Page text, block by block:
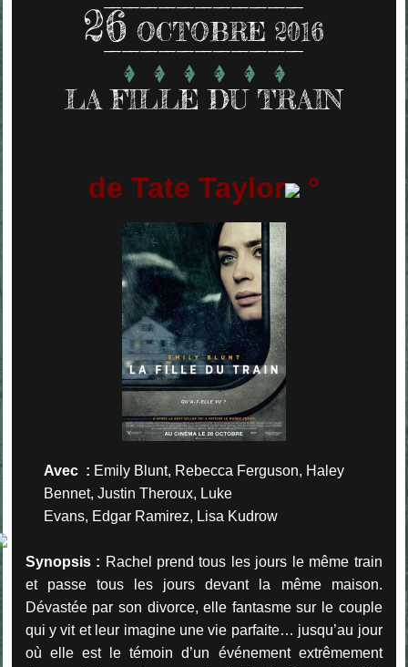
26 OCTOBRE 2016
LA FILLE DU TRAIN
de Tate Taylor °
Avec : Emily Blunt, Rebecca Ferguson, Haley
Bennet, Justin Theroux, Luke
Evans, Edgar Ramirez, Lisa Kudrow
Synopsis : Rachel prend tous les jours le même train
et passe tous les jours devant la même maison.
Dévastée par son divorce, elle fantasme sur le couple
qui y vit et leur imagine une vie parfaite… jusqu’au jour
où elle est le témoin d’un événement extrêmement